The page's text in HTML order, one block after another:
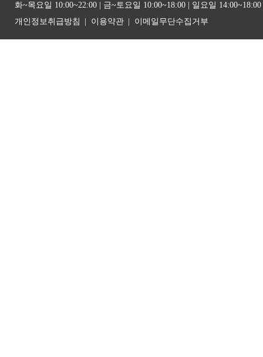
화~목요일 10:00~22:00 | 금~토요일 10:00~18:00 | 일요일
개인정보취급방침
이용약관 이메일무단수집거부